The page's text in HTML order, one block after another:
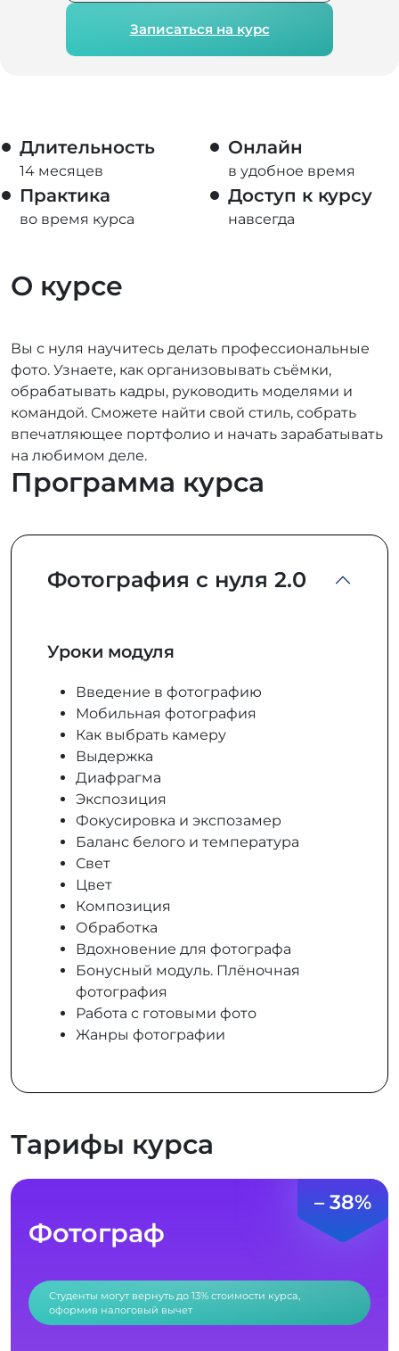
Записаться на курс
Длительность
14 месяцев
Онлайн
в удобное время
Практика
во время курса
Доступ к курсу
навсегда
О курсе
Вы с нуля научитесь делать профессиональные
фото. Узнаете, как организовывать съёмки,
обрабатывать кадры, руководить моделями и
командой. Сможете найти свой стиль, собрать
впечатляющее портфолио и начать зарабатывать
на любимом деле.
Программа курса
Фотография с нуля 2.0
Уроки модуля
Введение в фотографию
Мобильная фотография
Как выбрать камеру
Выдержка
Диафрагма
Экспозиция
Фокусировка и экспозамер
Баланс белого и температура
Свет
Цвет
Композиция
Обработка
Вдохновение для фотографа
Бонусный модуль. Плёночная
фотография
Работа с готовыми фото
Жанры фотографии
Тарифы курса
– 38%
Фотограф
Студенты могут вернуть до 13% стоимости курса,
оформив налоговый вычет